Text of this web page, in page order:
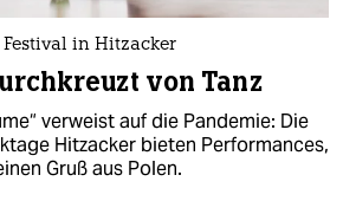
in Hitzacker
von Tanz
verweist auf die Pandemie: Die
Hitzacker bieten Performances,
Gruß aus Polen.